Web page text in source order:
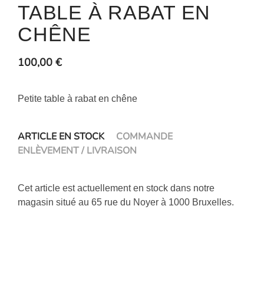
TABLE À RABAT EN
CHÊNE
100,00 €
Petite table à rabat en chêne
ARTICLE EN STOCK
COMMANDE
ENLÈVEMENT / LIVRAISON
Cet article est actuellement en stock dans notre
magasin situé au 65 rue du Noyer à 1000 Bruxelles.